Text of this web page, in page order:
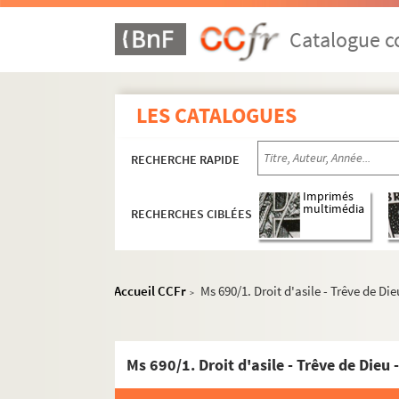
Catalogue
LES CATALOGUES
RECHERCHE RAPIDE
RECHERCHES CIBLÉES
Imprimés
multimédia
Accueil CCFr > Ms 690/1. Droit d'asile - Trêve de
Ms 690/1. Droit d'asile - Trêve de